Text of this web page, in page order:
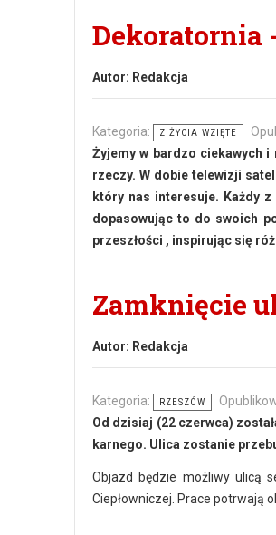
Dekoratornia
Autor: Redakcja
Kategoria: Z ŻYCIA WZIĘTE
Żyjemy w bardzo ciekawych
rzeczy. W dobie telewizji
który nas interesuje. Każdy
dopasowując to do swoich
przeszłości , inspirując się
Zamknięcie
Autor: Redakcja
Kategoria: RZESZÓW
Od dzisiaj (22 czerwca)
karnego. Ulica zostanie
Objazd będzie możliwy ulicą
Ciepłowniczej. Prace potrwają